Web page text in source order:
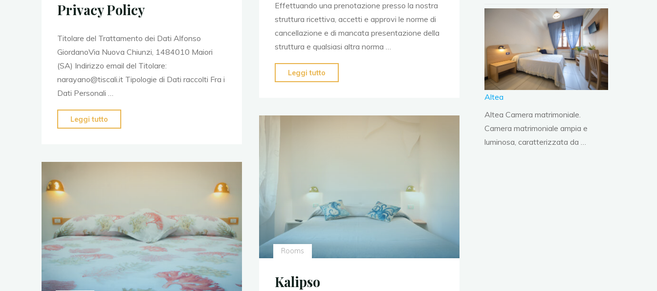
Effettuando una prenotazione presso la nostra
struttura ricettiva, accetti e approvi le norme di
cancellazione e di mancata presentazione della
struttura e qualsiasi altra norma …
Leggi tutto
Privacy Policy
Titolare del Trattamento dei Dati Alfonso
GiordanoVia Nuova Chiunzi, 1484010 Maiori
(SA) Indirizzo email del Titolare:
narayano@tiscali.it Tipologie di Dati raccolti Fra i
Dati Personali …
Leggi tutto
Rooms
Kalipso
Altea
Altea Camera matrimoniale.
Camera matrimoniale ampia e
luminosa, caratterizzata da …